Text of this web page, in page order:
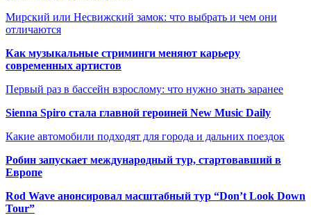
Мирский или Несвижский замок: что выбрать и чем они
отличаются
Как музыкальные стриминги меняют карьеру
современных артистов
Первый раз в бассейн взрослому: что нужно знать заранее
Sienna Spiro стала главной героиней New Music Daily
Какие автомобили подходят для города и дальних поездок
Робин запускает международный тур, стартовавший в
Европе
Rod Wave анонсировал масштабный тур “Don’t Look Down
Tour”